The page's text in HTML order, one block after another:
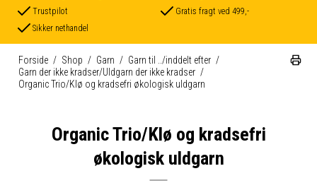
Trustpilot
Gratis fragt ved 499,-
Sikker nethandel
Forside / Shop / Garn / Garn til ../inddelt efter /
Garn der ikke kradser/Uldgarn der ikke kradser /
Organic Trio/Klø og kradsefri økologisk uldgarn
Organic Trio/Klø og kradsefri
økologisk uldgarn